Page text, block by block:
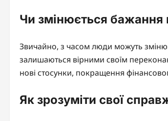
Чи змінюється бажання
Звичайно, з часом люди можуть
залишаються вірними своїм
нові стосунки, покращення
Як зрозуміти свої